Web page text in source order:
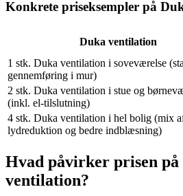
Konkrete priseksempler på
Duka ventilation
1 stk. Duka ventilation i soveværelse
gennemføring i mur)
2 stk. Duka ventilation i stue og
(inkl. el-tilslutning)
4 stk. Duka ventilation i hel bolig (mix
lydreduktion og bedre indblæsning)
Hvad påvirker prisen på
ventilation?